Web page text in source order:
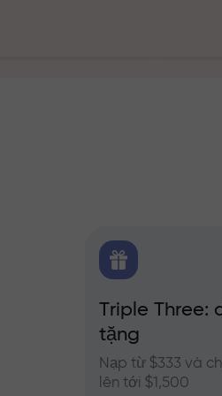
Triple Three:
tặng
Nạp từ $333 và
lên tới $1,500